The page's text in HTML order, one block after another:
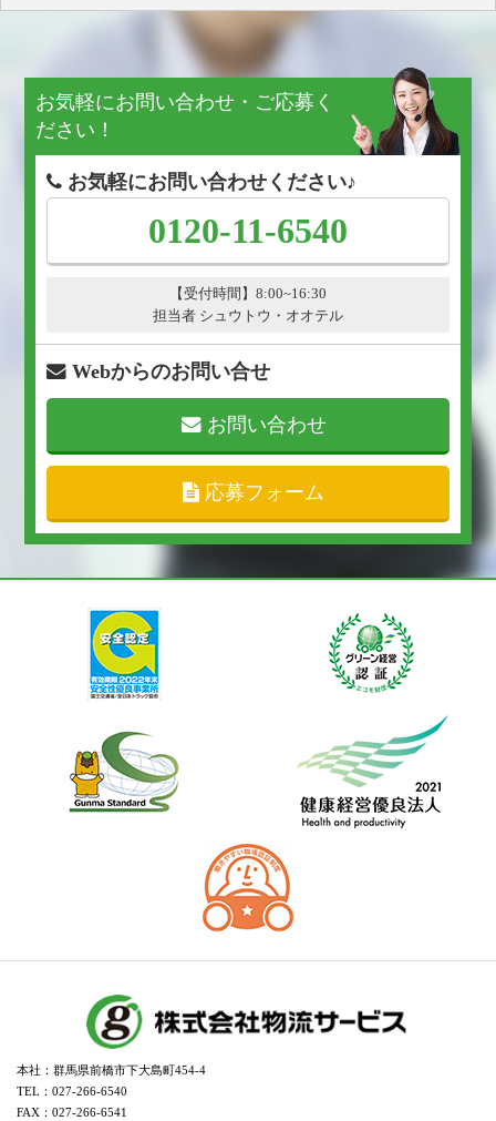
お気軽にお問い合わせ・ご応募く
ださい！
お気軽にお問い合わせください♪
0120-11-6540
【受付時間】8:00~16:30
担当者 シュウトウ・オオテル
Webからのお問い合せ
お問い合わせ
応募フォーム
本社：群馬県前橋市下大島町454-4
TEL：027-266-6540
FAX：027-266-6541